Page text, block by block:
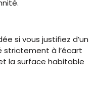
si vous justifiez d’un
strictement à l’écart
la surface habitable